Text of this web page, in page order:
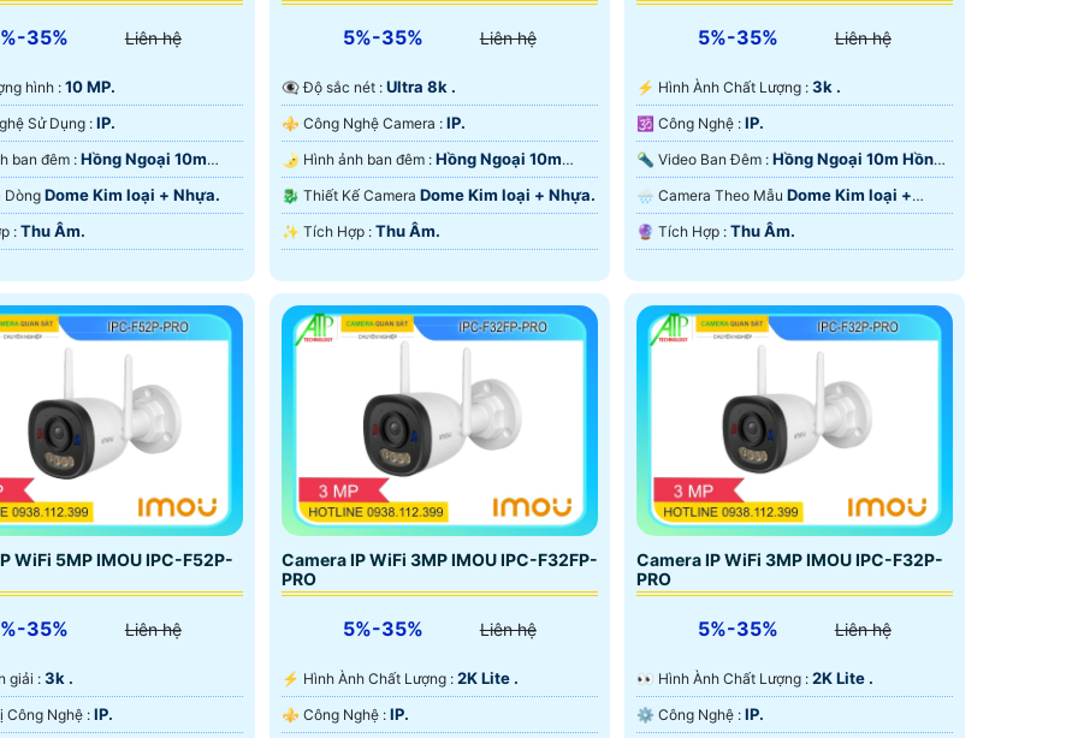
35% Liên hệ
hình : 10 MP.
👍 Công Nghệ Sử Dụng : IP.
🌙 Hình ảnh ban đêm : Hồng Ngoại 10m
SMD.
DòngDome Kim loại + Nhựa.
️☣️ Tích Hợp : Thu Âm.
5%-35% Liên hệ
👁️‍🗨 Độ sắc nét : Ultra 8k .
⚜️ Công Nghệ Camera : IP.
🌛 Hình ảnh ban đêm : Hồng Ngoại 10m
Hồng Ngoại SMD.
🐉️ Thiết Kế Camera Dome Kim loại + Nhựa.
️✨ Tích Hợp : Thu Âm.
5%-35% Liên hệ
️⚡ Hình Ành Chất Lượng : 3k .
🕉️ Công Nghệ : IP.
🔦 Video Ban Đêm : Hồng Ngoại 10m Hồng
Ngoại SMD.
🌧️ Camera Theo Mẫu Dome Kim loại +
Nhựa.
️🔮 Tích Hợp : Thu Âm.
WiFi 5MP IMOU IPC-F52P-
35% Liên hệ
giải : 3k .
✳️ Trang Bị Công Nghệ : IP.
Camera IP WiFi 3MP IMOU IPC-F32FP-
PRO
5%-35% Liên hệ
️⚡ Hình Ành Chất Lượng : 2K Lite .
⚜️ Công Nghệ : IP.
Camera IP WiFi 3MP IMOU IPC-F32P-
PRO
5%-35% Liên hệ
️👀 Hình Ành Chất Lượng : 2K Lite .
⚙ Công Nghệ : IP.